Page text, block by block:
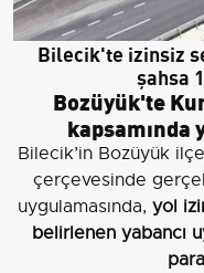
Bilecik'te izinsiz
şahsa
Bozüyük'te
Bilecik’in Bozüyük
çerçevesinde
uygulamasında, yol
belirlenen yabancı